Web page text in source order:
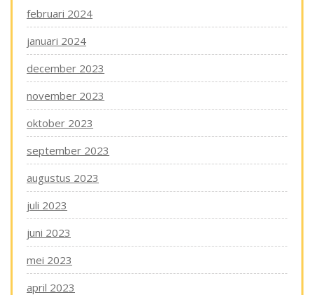
februari 2024
januari 2024
december 2023
november 2023
oktober 2023
september 2023
augustus 2023
juli 2023
juni 2023
mei 2023
april 2023